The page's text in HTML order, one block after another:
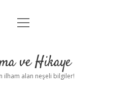
Politikası
Yasal Uyarı
menüyü
ve Hikaye
ilham alan neşeli bilgiler!